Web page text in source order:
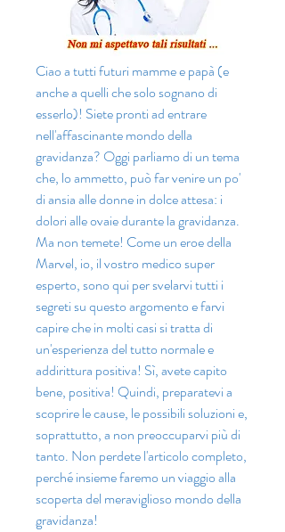
Ciao a tutti futuri mamme e papà (e
anche a quelli che solo sognano di
esserlo)! Siete pronti ad entrare
nell'affascinante mondo della
gravidanza? Oggi parliamo di un tema
che, lo ammetto, può far venire un po'
di ansia alle donne in dolce attesa: i
dolori alle ovaie durante la gravidanza.
Ma non temete! Come un eroe della
Marvel, io, il vostro medico super
esperto, sono qui per svelarvi tutti i
segreti su questo argomento e farvi
capire che in molti casi si tratta di
un'esperienza del tutto normale e
addirittura positiva! Sì, avete capito
bene, positiva! Quindi, preparatevi a
scoprire le cause, le possibili soluzioni e,
soprattutto, a non preoccuparvi più di
tanto. Non perdete l'articolo completo,
perché insieme faremo un viaggio alla
scoperta del meraviglioso mondo della
gravidanza!